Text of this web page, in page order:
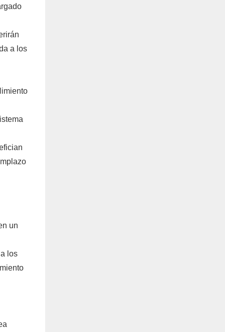
a los
un
los